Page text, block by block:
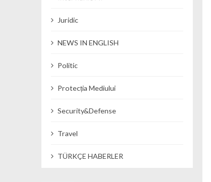
Juridic
NEWS IN ENGLISH
Politic
Protecția Mediului
Security&Defense
Travel
TÜRKÇE HABERLER